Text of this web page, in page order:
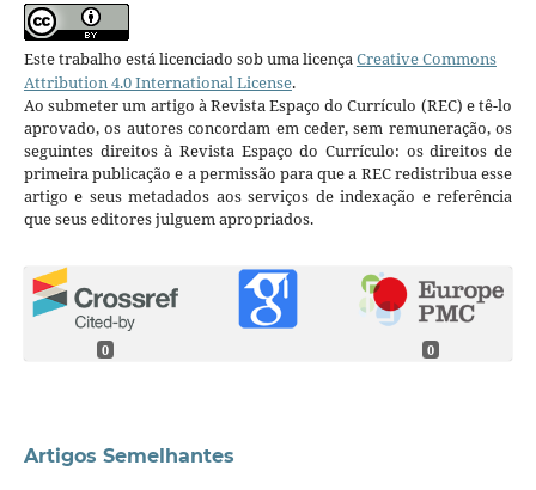
Este trabalho está licenciado sob uma licençaCreative Commons
Attribution 4.0 International License.
Ao submeter um artigo à Revista Espaço do Currículo (REC) e tê-lo
aprovado, os autores concordam em ceder, sem remuneração, os
seguintes direitos à Revista Espaço do Currículo: os direitos de
primeira publicação e a permissão para que a REC redistribua esse
artigo e seus metadados aos serviços de indexação e referência
que seus editores julguem apropriados.
0 0
Artigos Semelhantes